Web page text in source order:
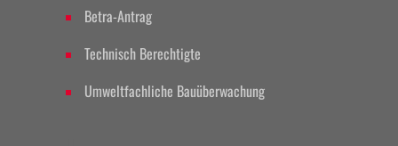
Betra-Antrag
Technisch Berechtigte
Umweltfachliche Bauüberwachung